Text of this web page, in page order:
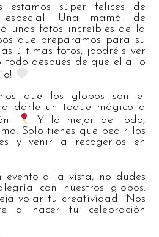
estamos súper felices de
especial. Una mamá de
unas fotos increíbles de la
que preparamos para su
últimas fotos, ¡podréis ver
después de que ella lo
que los globos son el
darle un toque mágico a
Y lo mejor de todo,
Solo tienes que pedir los
y venir a recogerlos en
evento a la vista, no dudes
con nuestros globos.
volar tu creatividad. ¡Nos
a hacer tu celebración